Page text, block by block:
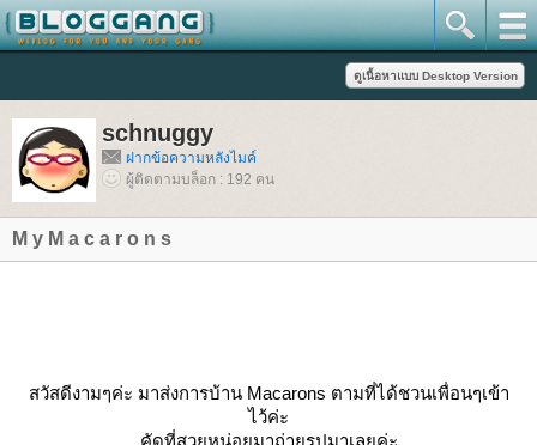
schnuggy
ฝากข้อความหลังไมค์
ผู้ติดตามบล็อก : 192 คน
M y M a c a r o n s
สวัสดีงามๆค่ะ มาส่งการบ้าน Macarons ตามที่ได้ชวนเพื่อนๆเข้า
ไว้ค่ะ
คัดที่สวยหน่อยมาถ่ายรูปมาเลยค่ะ